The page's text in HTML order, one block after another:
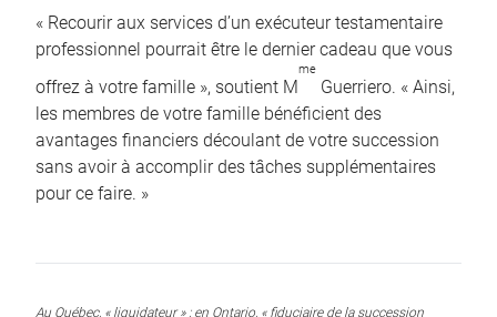
« Recourir aux services d’un exécuteur testamentaire
professionnel pourrait être le dernier cadeau que vous
offrez à votre famille », soutient M
me
Guerriero. « Ainsi,
les membres de votre famille bénéficient des
avantages financiers découlant de votre succession
sans avoir à accomplir des tâches supplémentaires
pour ce faire. »
Au Québec, « liquidateur » ; en Ontario, « fiduciaire de la succession